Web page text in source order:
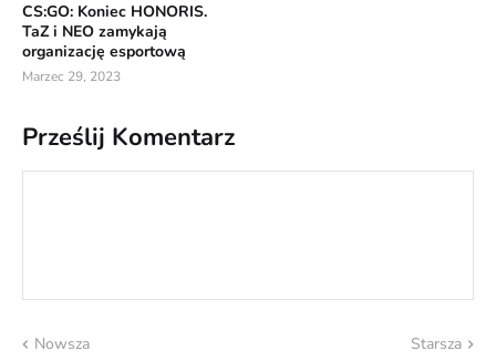
CS:GO: Koniec HONORIS.
TaZ i NEO zamykają
organizację esportową
Marzec 29, 2023
Prześlij Komentarz
Nowsza Starsza